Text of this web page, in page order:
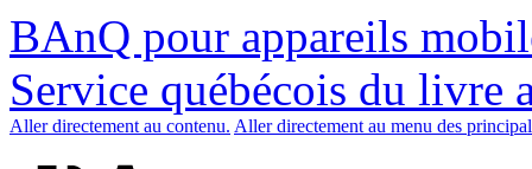
BAnQ pour appareils
Service québécois du livre
Aller directement au contenu. Aller directement au menu des